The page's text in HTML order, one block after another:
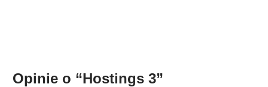
Opinie o “Hostings 3”